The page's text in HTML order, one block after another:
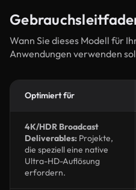
Wann Sie dieses Modell für
Anwendungen verwenden
Optimiert für
4K/HDR Broadcast
Deliverables: Projekte,
die speziell eine native
Ultra-HD-Auflösung
erfordern.